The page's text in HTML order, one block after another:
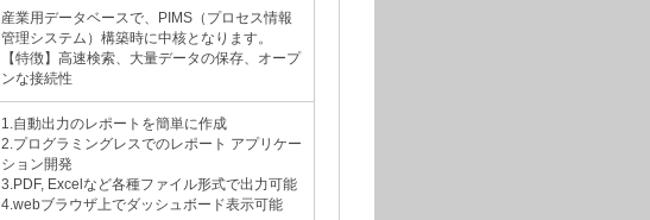
産業用データベースで、PIMS（プロセス情報
管理システム）構築時に中核となります。
【特徴】高速検索、大量データの保存、オープ
ンな接続性
1.自動出力のレポートを簡単に作成
2.プログラミングレスでのレポート アプリケー
ション開発
3.PDF, Excelなど各種ファイル形式で出力可能
4.webブラウザ上でダッシュボード表示可能